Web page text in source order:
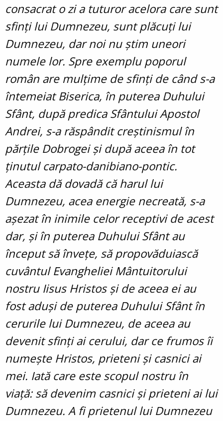
consacrat o zi a tuturor acelora care sunt
sfinți lui Dumnezeu, sunt plăcuți lui
Dumnezeu, dar noi nu știm uneori
numele lor. Spre exemplu poporul
român are mulțime de sfinți de când s-a
întemeiat Biserica, în puterea Duhului
Sfânt, după predica Sfântului Apostol
Andrei, s-a răspândit creștinismul în
părțile Dobrogei și după aceea în tot
ținutul carpato-danibiano-pontic.
Aceasta dă dovadă că harul lui
Dumnezeu, acea energie necreată, s-a
așezat în inimile celor receptivi de acest
dar, și în puterea Duhului Sfânt au
început să învețe, să propovăduiască
cuvântul Evangheliei Mântuitorului
nostru Iisus Hristos și de aceea ei au
fost aduși de puterea Duhului Sfânt în
cerurile lui Dumnezeu, de aceea au
devenit sfinți ai cerului, dar ce frumos îi
numește Hristos, prieteni și casnici ai
mei. Iată care este scopul nostru în
viață: să devenim casnici și prieteni ai lui
Dumnezeu. A fi prietenul lui Dumnezeu